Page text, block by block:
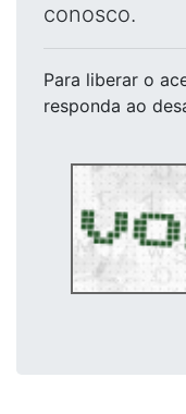
conosco.
Para liberar o
responda ao